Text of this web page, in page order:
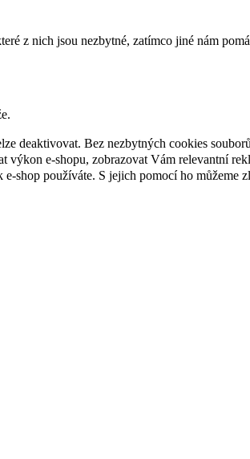
z nich jsou nezbytné, zatímco jiné nám
deaktivovat. Bez nezbytných cookies
výkon e-shopu, zobrazovat Vám relevantní
shop používáte. S jejich pomocí ho můžeme